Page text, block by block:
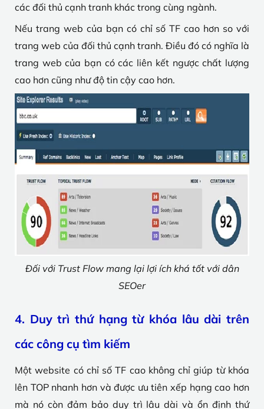
các đối thủ cạnh tranh khác trong cùng ngành.
Nếu trang web của bạn có chỉ số TF cao hơn so với
trang web của đối thủ cạnh tranh. Điều đó có nghĩa là
trang web của bạn có các liên kết ngược chất lượng
cao hơn cũng như độ tin cậy cao hơn.
Đối với Trust Flow mang lại lợi ích khá tốt với dân
SEOer
4. Duy trì thứ hạng từ khóa lâu dài trên
các công cụ tìm kiếm
Một website có chỉ số TF cao không chỉ giúp từ khóa
lên TOP nhanh hơn và được ưu tiên xếp hạng cao hơn
mà nó còn đảm bảo duy trì lâu dài và ổn định thứ